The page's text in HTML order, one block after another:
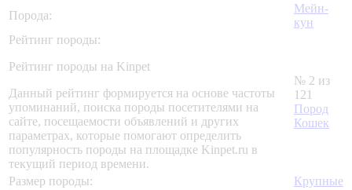
Порода:
Мейн-
кун
Рейтинг породы:
Рейтинг породы на Kinpet
Данный рейтинг формируется на основе частоты
упоминаний, поиска породы посетителями на
сайте, посещаемости объявлений и других
параметрах, которые помогают определить
популярность породы на площадке Kinpet.ru в
текущий период времени.
№ 2 из
121
Пород
Кошек
Размер породы:
Крупные